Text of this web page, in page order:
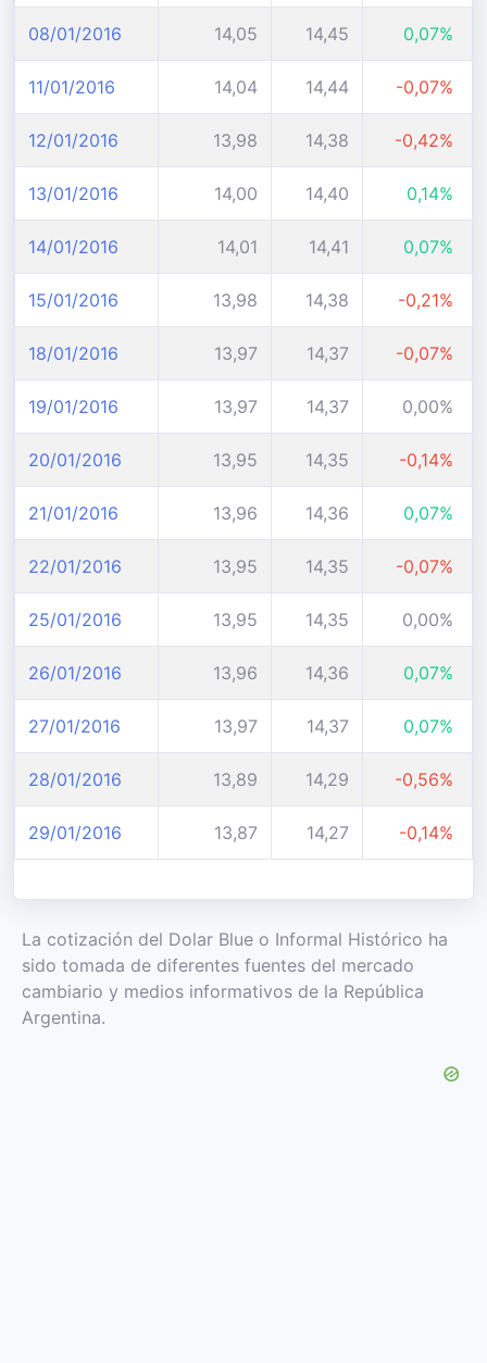
08/01/2016 14,05 14,45 0,07%
11/01/2016 14,04 14,44 -0,07%
12/01/2016 13,98 14,38 -0,42%
13/01/2016 14,00 14,40 0,14%
14/01/2016 14,01 14,41 0,07%
15/01/2016 13,98 14,38 -0,21%
18/01/2016 13,97 14,37 -0,07%
19/01/2016 13,97 14,37 0,00%
20/01/2016 13,95 14,35 -0,14%
21/01/2016 13,96 14,36 0,07%
22/01/2016 13,95 14,35 -0,07%
25/01/2016 13,95 14,35 0,00%
26/01/2016 13,96 14,36 0,07%
27/01/2016 13,97 14,37 0,07%
28/01/2016 13,89 14,29 -0,56%
29/01/2016 13,87 14,27 -0,14%
La cotización del Dolar Blue o Informal Histórico ha
sido tomada de diferentes fuentes del mercado
cambiario y medios informativos de la República
Argentina.